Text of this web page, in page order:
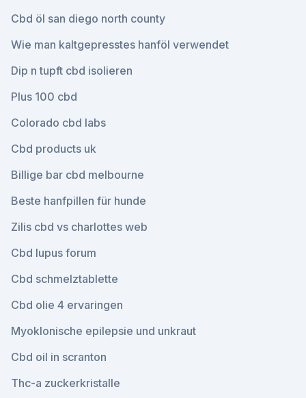
Cbd öl san diego north county
Wie man kaltgepresstes hanföl verwendet
Dip n tupft cbd isolieren
Plus 100 cbd
Colorado cbd labs
Cbd products uk
Billige bar cbd melbourne
Beste hanfpillen für hunde
Zilis cbd vs charlottes web
Cbd lupus forum
Cbd schmelztablette
Cbd olie 4 ervaringen
Myoklonische epilepsie und unkraut
Cbd oil in scranton
Thc-a zuckerkristalle